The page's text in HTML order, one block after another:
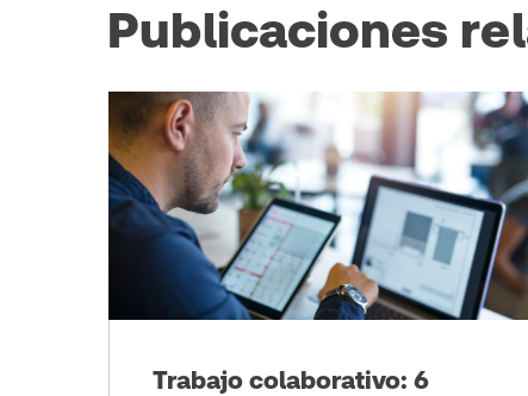
Publicaciones
Trabajo colaborativo: 6